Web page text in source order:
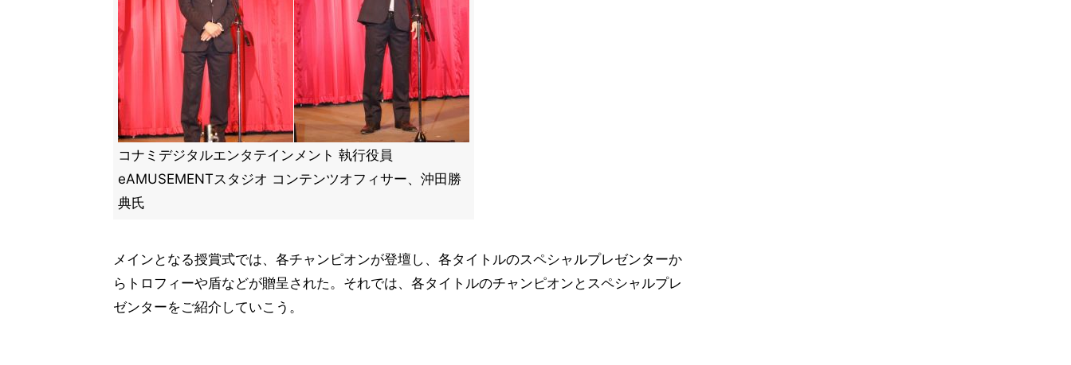
コナミデジタルエンタテインメント 執行役員
eAMUSEMENTスタジオ コンテンツオフィサー、沖田勝
典氏
メインとなる授賞式では、各チャンピオンが登壇し、各タイトルのスペシャルプレゼンターか
らトロフィーや盾などが贈呈された。それでは、各タイトルのチャンピオンとスペシャルプレ
ゼンターをご紹介していこう。